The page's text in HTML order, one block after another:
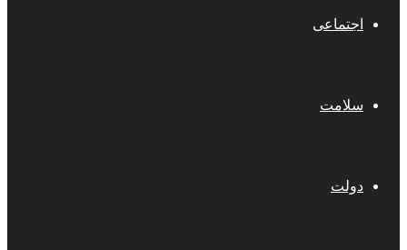
اجتماعی
سلامت
دولت